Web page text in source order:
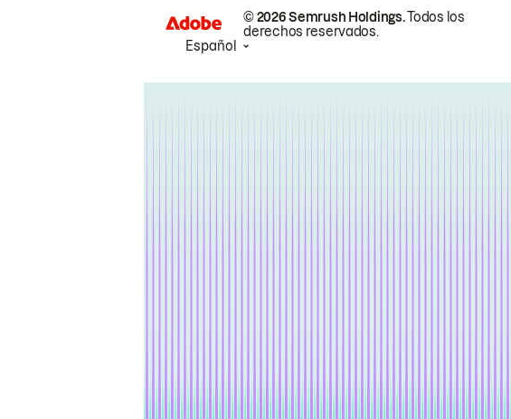
© 2026 Semrush Holdings.Todos los
derechos reservados.
Español